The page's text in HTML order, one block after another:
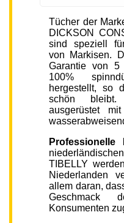
Tücher der
DICKSON
sind speziell
von Markisen.
Garantie von
100%
hergestellt, so
schön
ausgerüstet
Professionelle
TIBELLY
Niederlanden
allem daran,
Geschmack
Konsumenten